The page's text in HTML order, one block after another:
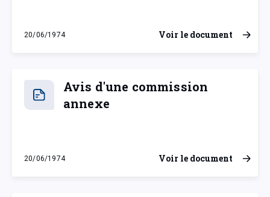
20/06/1974
jeudi 20 juin 1974
Voir le document
Avis d'une commission
annexe
20/06/1974
jeudi 20 juin 1974
Voir le document